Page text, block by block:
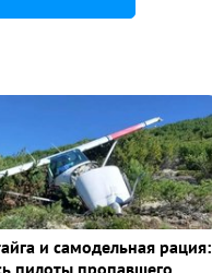
и самодельная рация: